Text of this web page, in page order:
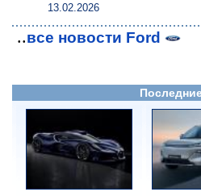
13.02.2026
..все новости Ford